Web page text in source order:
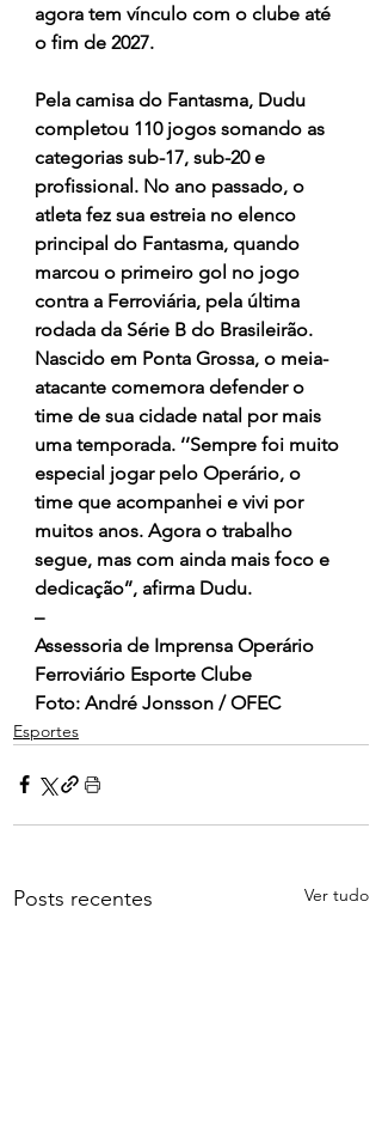
agora tem vínculo com o clube até
o fim de 2027.
Pela camisa do Fantasma, Dudu
completou 110 jogos somando as
categorias sub-17, sub-20 e
profissional. No ano passado, o
atleta fez sua estreia no elenco
principal do Fantasma, quando
marcou o primeiro gol no jogo
contra a Ferroviária, pela última
rodada da Série B do Brasileirão.
Nascido em Ponta Grossa, o meia-
atacante comemora defender o
time de sua cidade natal por mais
uma temporada. ‘’Sempre foi muito
especial jogar pelo Operário, o
time que acompanhei e vivi por
muitos anos. Agora o trabalho
segue, mas com ainda mais foco e
dedicação’’, afirma Dudu.
–
Assessoria de Imprensa Operário
Ferroviário Esporte Clube
Foto: André Jonsson / OFEC
Esportes
Posts recentes Ver tudo